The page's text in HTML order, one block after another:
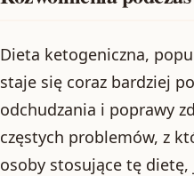
Dieta ketogeniczna,
staje się coraz bardziej
odchudzania i poprawy
częstych problemów, z
osoby stosujące tę